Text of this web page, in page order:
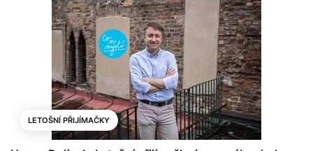
LETOŠNÍ PŘIJÍMAČKY